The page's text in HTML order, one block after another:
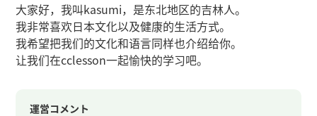
大家好，我叫kasumi，是东北地区的吉林人。
我非常喜欢日本文化以及健康的生活方式。
我希望把我们的文化和语言同样也介绍给你。
让我们在cclesson一起愉快的学习吧。
運営コメント